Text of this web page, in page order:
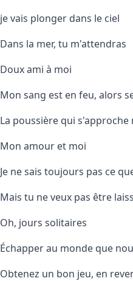
je vais plonger dans le ciel
Dans la mer, tu m'attendras
Doux ami à moi
Mon sang est en feu, alors
La poussière qui
Mon amour et moi
Je ne sais toujours pas ce
Mais tu ne veux pas être
Oh, jours solitaires
Échapper au monde que
Obtenez un bon jeu, en